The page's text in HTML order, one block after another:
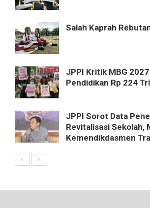
Salah Kaprah
JPPI Kritik MBG 2027
Pendidikan Rp 224
JPPI Sorot Data
Revitalisasi Sekolah,
Kemendikdasmen